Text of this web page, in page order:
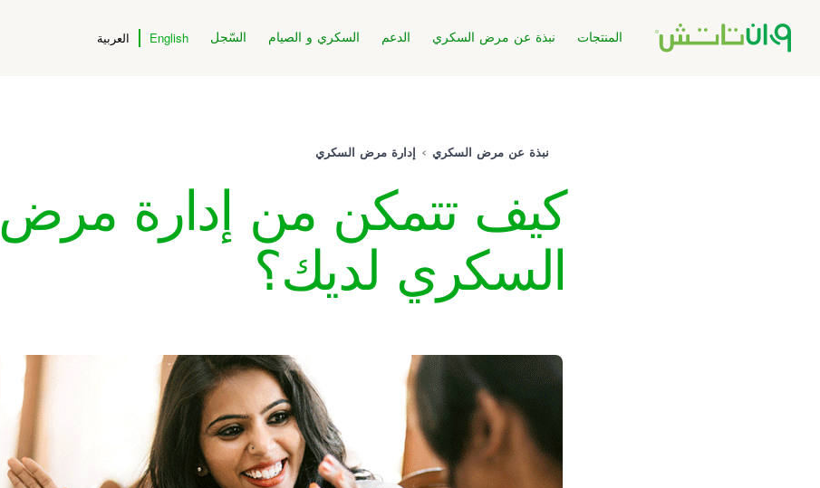
المنتجات نبذة عن مرض السكري الدعم السكري و الصيام السّجل English العربية
نبذة عن مرض السكري إدارة مرض السكري
كيف تتمكن من إدارة مرض
السكري لديك؟